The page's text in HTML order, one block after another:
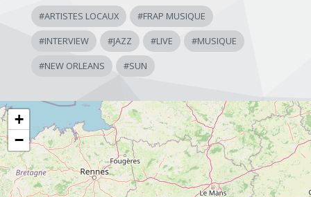
#ARTISTES LOCAUX #FRAP MUSIQUE
#INTERVIEW #JAZZ #LIVE #MUSIQUE
#NEW ORLEANS #SUN
+
−